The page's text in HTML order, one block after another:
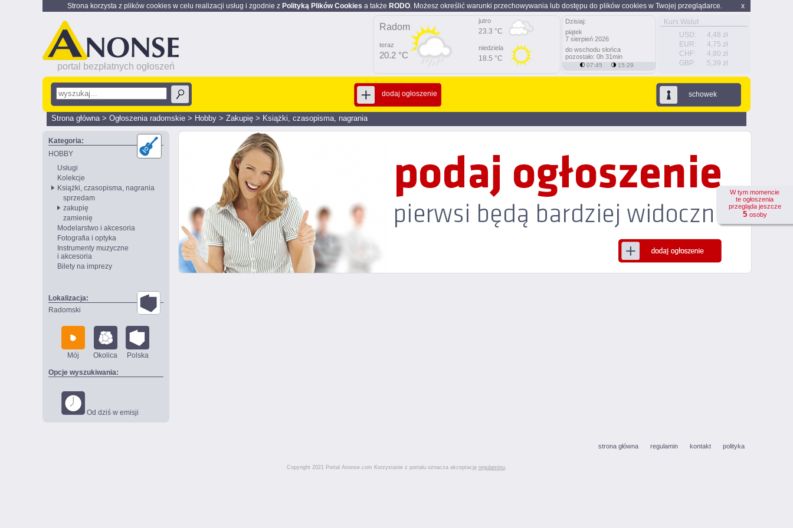
x
Strona korzysta z plików cookies w celu realizacji usług i zgodnie z Polityką Plików Cookies a także RODO. Możesz określić warunki przechowywania lub dostępu do plików cookies w Twojej przeglądarce.
portal bezpłatnych ogłoszeń
Kurs Walut
USD:
4,48 zł
EUR:
4,75 zł
CHF:
4,80 zł
GBP:
5,39 zł
Radom
teraz
20.2 °C
jutro
23.3 °C
niedziela
18.5 °C
Dzisiaj:
piątek
7 sierpień 2026
do wschodu słońca
pozostało: 0h 31min
07:45 15:29
schowek
dodaj ogłoszenie
Strona główna> Ogłoszenia radomskie > Hobby > Zakupię > Książki, czasopisma, nagrania
Kategoria:
HOBBY
Usługi
Kolekcje
Książki, czasopisma, nagrania
sprzedam
zakupię
zamienię
Modelarstwo i akcesoria
Fotografia i optyka
Instrumenty muzyczne
i akcesoria
Bilety na imprezy
Lokalizacja:
Radomski
Mój Okolica Polska
Opcje wyszukiwania:
Od dziś w emisji
W tym momencie
te ogłoszenia
przegląda jeszcze
5 osoby
strona główna regulamin kontakt polityka
Copyright 2021 Portal Anonse.com Korzystanie z portalu oznacza akceptację regulaminu.